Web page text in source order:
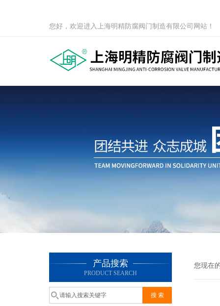
您好，欢迎进入上海明精防腐阀门制造有限公司网站！
产品搜索
PRODUCT SEARCH
您现在